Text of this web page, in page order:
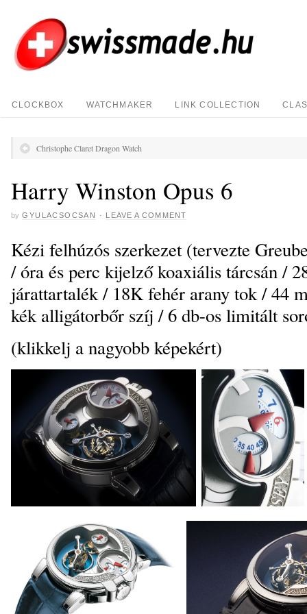
CLOCKBOX WATCHMAKER LINK COLLECTION
Christophe Claret Dragon Watch
Harry Winston Opus 6
by GYULACSOCSAN · LEAVE A COMMENT
Kézi felhúzós szerkezet (tervezte
/ óra és perc kijelző koaxiális tárcsán /
járattartalék / 18K fehér arany tok / 44
kék alligátorbőr szíj / 6 db-os limitált
(klikkelj a nagyobb képekért)
_